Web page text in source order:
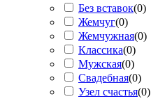
Без вставок(0)
Жемчуг(0)
Жемчужная(0)
Классика(0)
Мужская(0)
Свадебная(0)
Узел счастья(0)